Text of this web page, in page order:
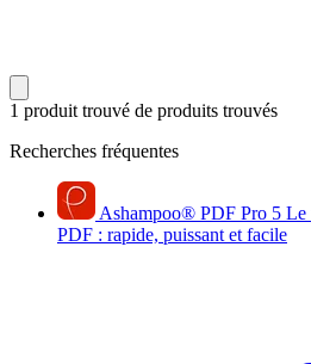
1 produit trouvé de produits trouvés
Recherches fréquentes
Ashampoo® PDF Pro 5 Le
PDF : rapide, puissant et facile